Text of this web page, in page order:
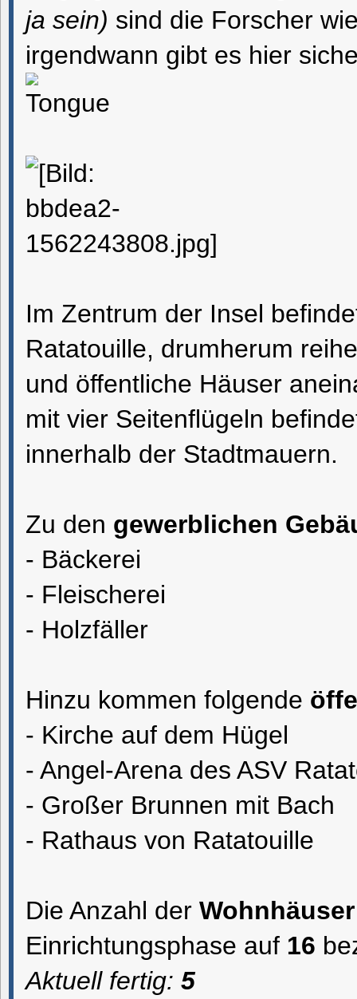
ja sein) sind die Forscher
irgendwann gibt es hier
Im Zentrum der Insel
Ratatouille, drumherum
und öffentliche Häuser
mit vier Seitenflügeln
innerhalb der Stadtmauern.
Zu den gewerblichen
- Bäckerei
- Fleischerei
- Holzfäller
Hinzu kommen folgende
- Kirche auf dem Hügel
- Angel-Arena des ASV
- Großer Brunnen mit Bach
- Rathaus von Ratatouille
Die Anzahl der Wohnhäuser
Einrichtungsphase auf 16
Aktuell fertig: 5